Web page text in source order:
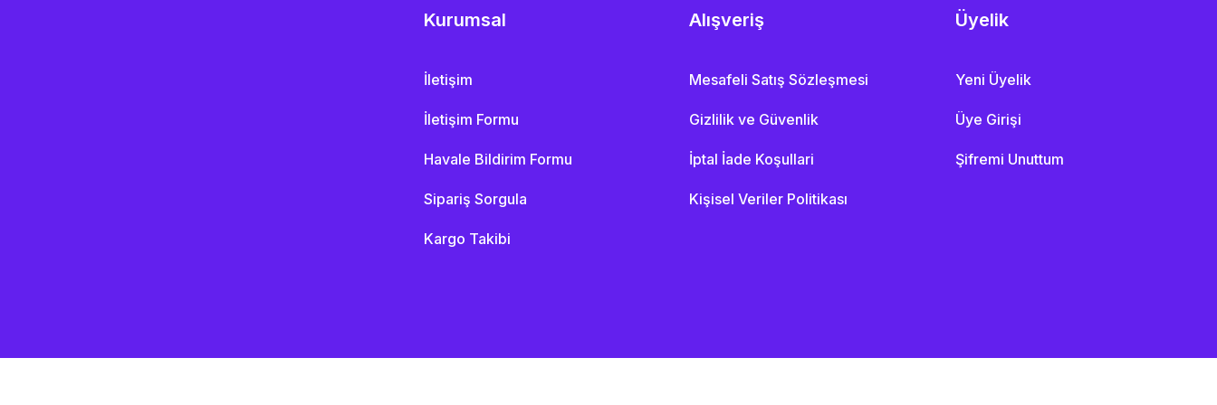
Kurumsal
İletişim
İletişim Formu
Havale Bildirim Formu
Sipariş Sorgula
Kargo Takibi
Alışveriş
Mesafeli Satış Sözleşmesi
Gizlilik ve Güvenlik
İptal İade Koşullari
Kişisel Veriler Politikası
Üyelik
Yeni Üyelik
Üye Girişi
Şifremi Unuttum